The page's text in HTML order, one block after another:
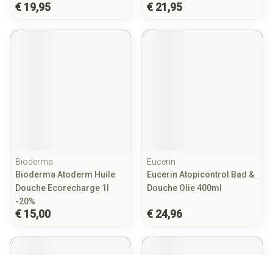
€ 19,95 € 21,95
Bioderma
Bioderma Atoderm Huile
Douche Ecorecharge 1l
-20%
€ 15,00
Eucerin
Eucerin Atopicontrol Bad &
Douche Olie 400ml
€ 24,96